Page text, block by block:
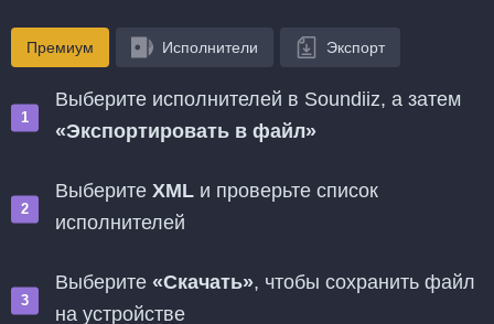
Премиум Исполнители Экспорт
Выберите исполнителей в Soundiiz, а затем
«Экспортировать в файл»
Выберите XML и проверьте список
исполнителей
Выберите «Скачать», чтобы сохранить файл
на устройстве